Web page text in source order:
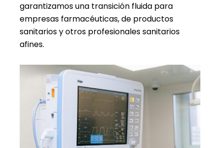
garantizamos una transición fluida para
empresas farmacéuticas, de productos
sanitarios y otros profesionales sanitarios
afines.